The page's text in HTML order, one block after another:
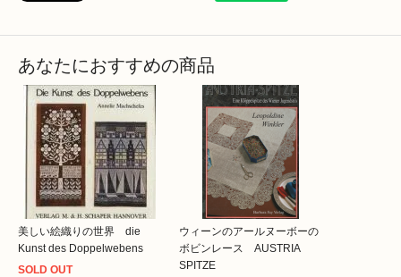
あなたにおすすめの商品
美しい絵織りの世界 die
Kunst des Doppelwebens
SOLD OUT
ウィーンのアールヌーボーの
ボビンレース AUSTRIA
SPITZE